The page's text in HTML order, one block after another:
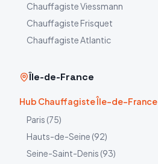
ChauffagisteViessmann
Chauffagiste Frisquet
ChauffagisteAtlantic
Île-de-France
Hub Chauffagiste Île-de-France
Paris (75)
Hauts-de-Seine (92)
Seine-Saint-Denis (93)